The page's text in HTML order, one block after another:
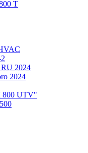
Т
2024
2024
800 UTV"